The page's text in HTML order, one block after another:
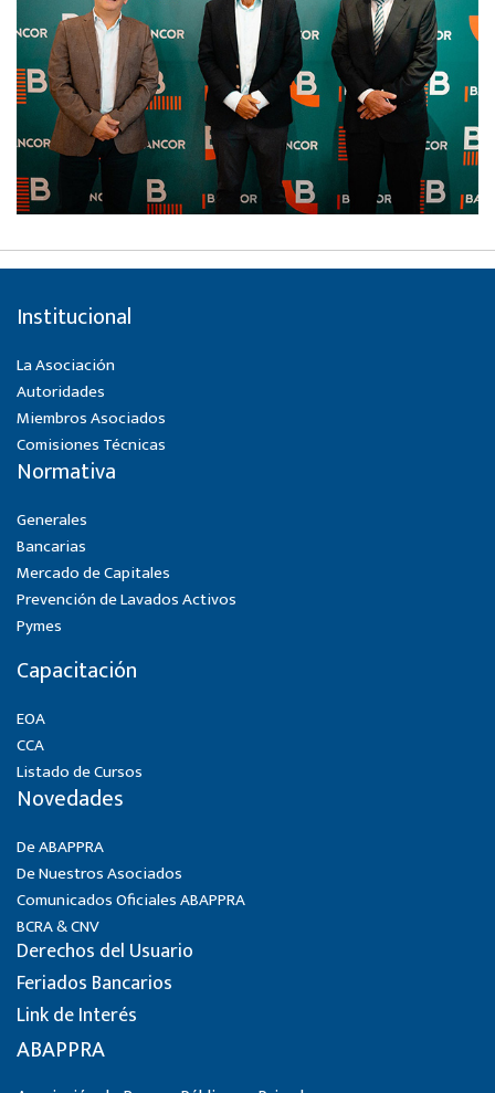
Institucional
La Asociación
Autoridades
Miembros Asociados
Comisiones Técnicas
Normativa
Generales
Bancarias
Mercado de Capitales
Prevención de Lavados Activos
Pymes
Capacitación
EOA
CCA
Listado de Cursos
Novedades
De ABAPPRA
De Nuestros Asociados
Comunicados Oficiales ABAPPRA
BCRA & CNV
Derechos del Usuario
Feriados Bancarios
Link de Interés
ABAPPRA